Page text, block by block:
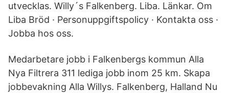
utvecklas. Willy´s Falkenberg. Liba. Länkar. Om
Liba Bröd · Personuppgiftspolicy · Kontakta oss ·
Jobba hos oss.
Medarbetare jobb i Falkenbergs kommun Alla
Nya Filtrera 311 lediga jobb inom 25 km. Skapa
jobbevakning Alla Willys. Falkenberg, Halland Nu